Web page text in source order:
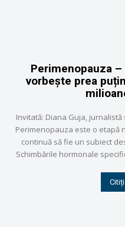
Perimenopauza
vorbește prea
Invitată: Diana Guja,
Perimenopauza este o etapă
continuă să fie un subiect
Schimbările hormonale